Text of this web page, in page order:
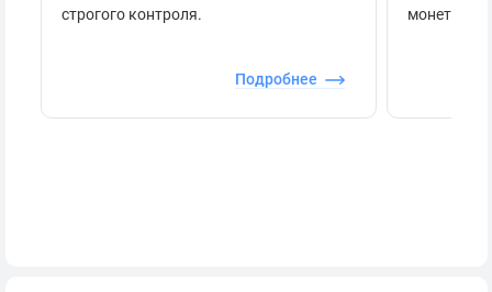
строгого контроля.
Подробнее
монеты.